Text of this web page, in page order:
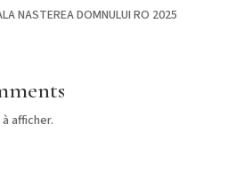
NASTEREA DOMNULUI RO 2025
afficher.